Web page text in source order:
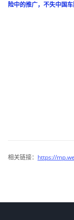
险中的推广，不失中国
相关链接： https://